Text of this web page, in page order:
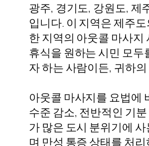
광주, 경기도, 강원도, 제
입니다. 이 지역은 제주
한 지역의 아웃콜 마사
휴식을 원하는 시민 모
자 하는 사람이든, 귀하
아웃콜 마사지를 요법에
수준 감소, 전반적인 기
가 많은 도시 분위기에
며 만성 통증 상태를 처